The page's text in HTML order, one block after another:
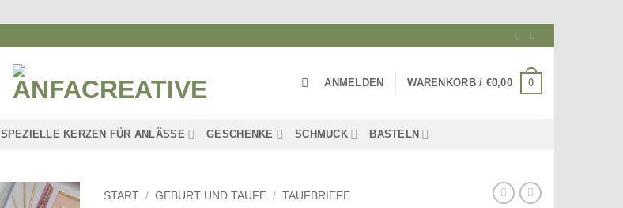
ANMELDEN WARENKORB / €0,00 0
SPEZIELLE KERZEN FÜR ANLÄSSE GESCHENKE SCHMUCK BASTELN
START / GEBURT UND TAUFE / TAUFBRIEFE